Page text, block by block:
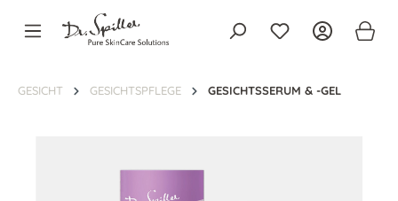
springen
GESICHT GESICHTSPFLEGE GESICHTSSERUM & -GEL